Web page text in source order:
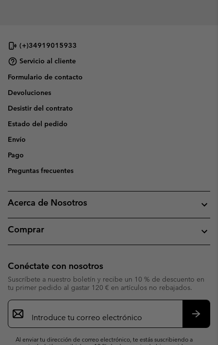
(+)34919015933
Servicio al cliente
Formulario de contacto
Devoluciones
Desistir del contrato
Estado del pedido
Envío
Pago
Preguntas frecuentes
Acerca de Nosotros
Comprar
Conéctate con nosotros
Suscríbete a nuestro boletín y recibe un 10 % de descuento en
tu primer pedido al gastar 120 € en artículos no rebajados.
Suscripción
de
correo
Al enviar tu dirección de correo electrónico, te estás suscribiendo a